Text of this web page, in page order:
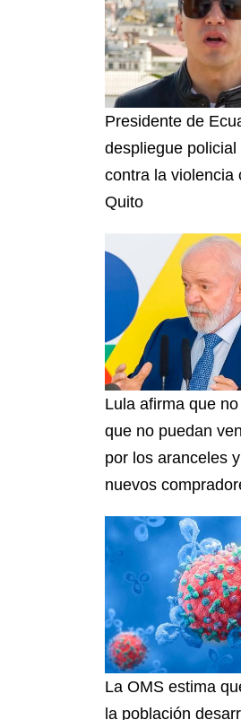
Presidente de
despliegue policial
contra la violencia
Quito
Lula afirma que
que no puedan
por los aranceles
nuevos
La OMS estima
la población